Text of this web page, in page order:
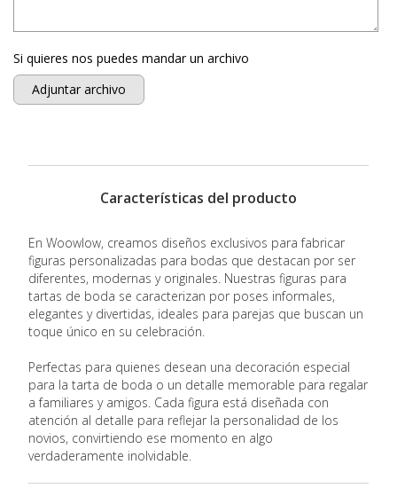
Si quieres nos puedes mandar un archivo
Adjuntar archivo
Características del producto
En Woowlow, creamos diseños exclusivos para fabricar
figuras personalizadas para bodas que destacan por ser
diferentes, modernas y originales. Nuestras figuras para
tartas de boda se caracterizan por poses informales,
elegantes y divertidas, ideales para parejas que buscan un
toque único en su celebración.
Perfectas para quienes desean una decoración especial
para la tarta de boda o un detalle memorable para regalar
a familiares y amigos. Cada figura está diseñada con
atención al detalle para reflejar la personalidad de los
novios, convirtiendo ese momento en algo
verdaderamente inolvidable.